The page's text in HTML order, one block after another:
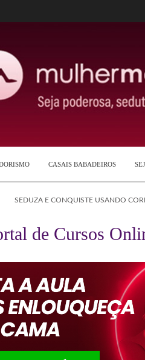
CASAIS BABADEIROS
SEDUZA E CONQUISTE USANDO
de Cursos